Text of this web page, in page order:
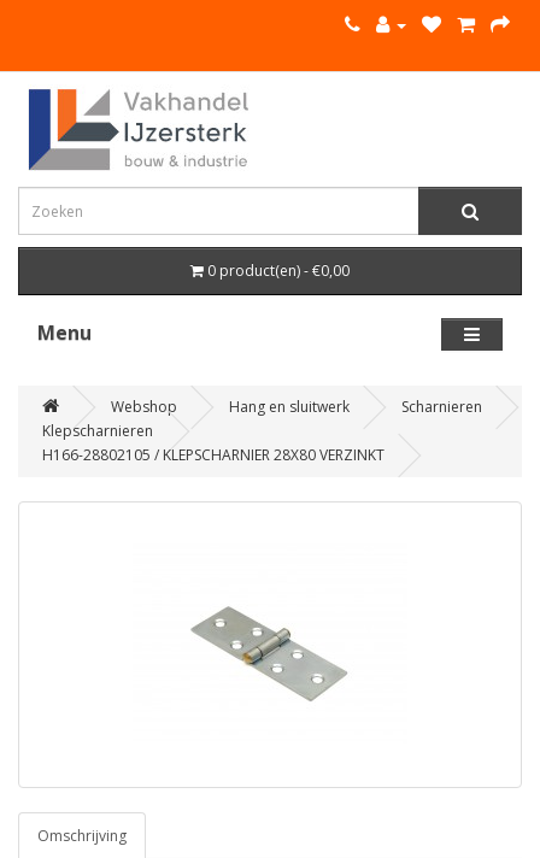
0 product(en) - €0,00
Menu
Webshop Hang en sluitwerk
Scharnieren
Klepscharnieren
H166-28802105 / KLEPSCHARNIER 28X80 VERZINKT
Omschrijving